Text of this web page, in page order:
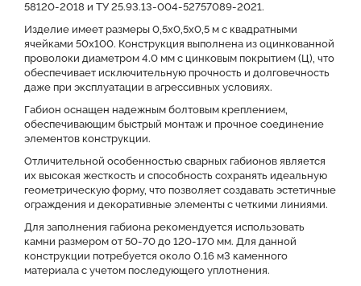
58120-2018 и ТУ 25.93.13-004-52757089-2021.
Изделие имеет размеры 0,5х0,5х0,5 м с квадратными
ячейками 50x100. Конструкция выполнена из оцинкованной
проволоки диаметром 4.0 мм с цинковым покрытием (Ц), что
обеспечивает исключительную прочность и долговечность
даже при эксплуатации в агрессивных условиях.
Габион оснащен надежным болтовым креплением,
обеспечивающим быстрый монтаж и прочное соединение
элементов конструкции.
Отличительной особенностью сварных габионов является
их высокая жесткость и способность сохранять идеальную
геометрическую форму, что позволяет создавать эстетичные
ограждения и декоративные элементы с четкими линиями.
Для заполнения габиона рекомендуется использовать
камни размером от 50-70 до 120-170 мм. Для данной
конструкции потребуется около 0.16 м3 каменного
материала с учетом последующего уплотнения.